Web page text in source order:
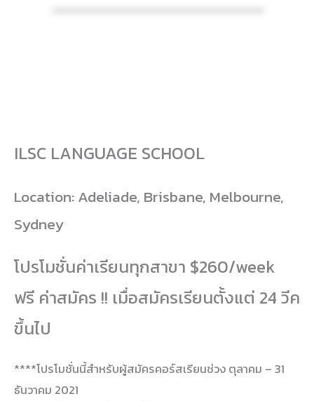
ILSC LANGUAGE SCHOOL
Location: Adeliade, Brisbane, Melbourne,
Sydney
โปรโมชั่นค่าเรียนทุกสาขา $260/week
ฟรี ค่าสมัคร !! เมื่อสมัครเรียนตั้งแต่ 24 วีค
ขึ้นไป
****โปรโมชั่นนี้สำหรับผู้สมัครคอร์สเรียนช่วง ตุลาคม – 31
ธันวาคม 2021